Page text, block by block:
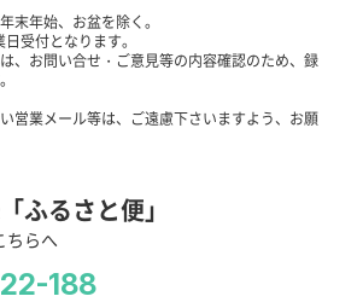
末年始、お盆を除く。
受付となります。
、お問い合せ・ご意見等の内容確認のため、録
営業メール等は、ご遠慮下さいますよう、お願
ふるさと便」
ちらへ
188